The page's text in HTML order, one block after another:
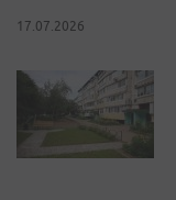
17.07.2026